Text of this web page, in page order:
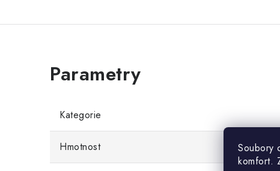
Soubory
komfort.
Kategorie
Hmotnost